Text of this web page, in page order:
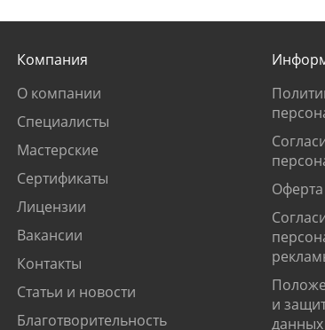
Компания
О компании
Специалисты
Мастерские
Сертификаты
Лицензии
Вакансии
Контакты
Статьи и новости
Благотворительность
Оферта
и